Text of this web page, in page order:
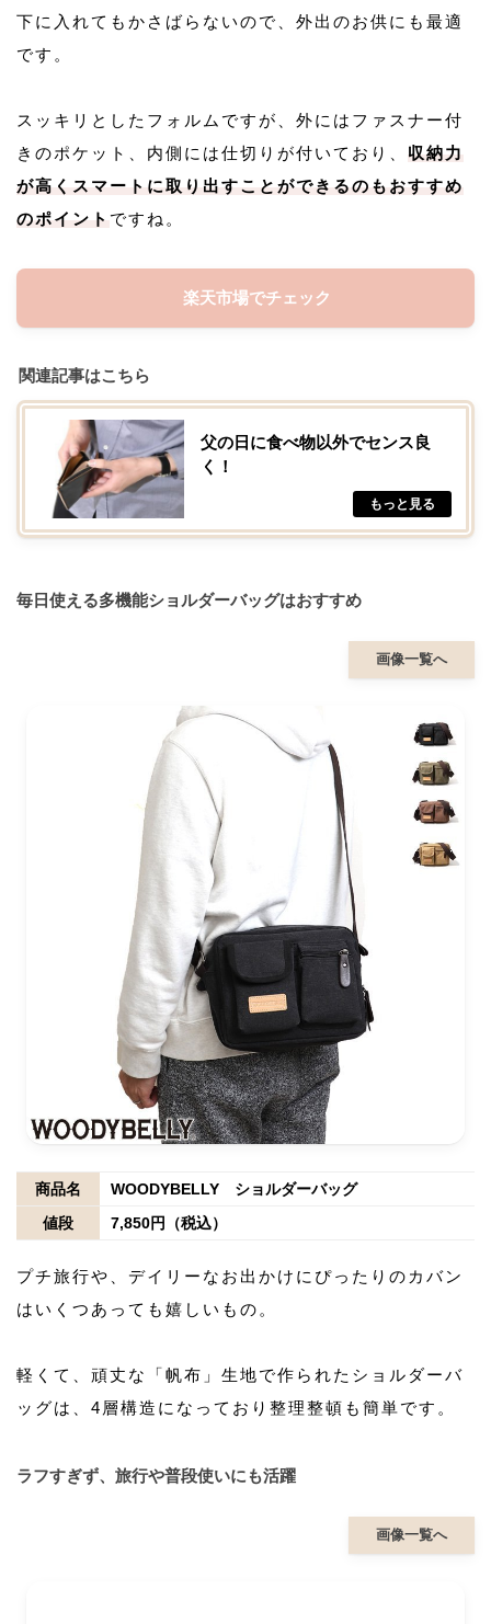
下に入れてもかさばらないので、外出のお供にも最適
です。
スッキリとしたフォルムですが、外にはファスナー付
きのポケット、内側には仕切りが付いており、 収納力
が高くスマートに取り出すことができるのもおすすめ
のポイント ですね。
楽天市場でチェック
関連記事はこちら
父の日に食べ物以外でセンス良
く！
毎日使える多機能ショルダーバッグはおすすめ
画像一覧へ
商品名
WOODYBELLY ショルダーバッグ
値段
7,850円（税込）
プチ旅行や、デイリーなお出かけにぴったりのカバン
はいくつあっても嬉しいもの。
軽くて、頑丈な「帆布」生地で作られたショルダーバ
ッグは、4層構造になっており整理整頓も簡単です。
ラフすぎず、旅行や普段使いにも活躍
画像一覧へ